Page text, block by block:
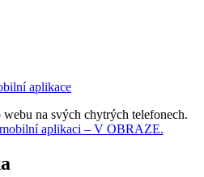
webu na svých chytrých telefonech.
mobilní aplikaci – V OBRAZE.